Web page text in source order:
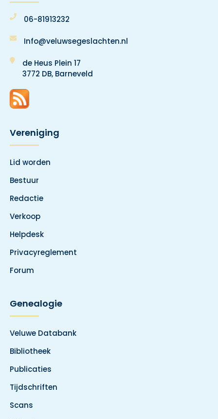
06-81913232
Info@veluwsegeslachten.nl
de Heus Plein 17
3772 DB, Barneveld
Vereniging
Lid worden
Bestuur
Redactie
Verkoop
Helpdesk
Privacyreglement
Forum
Genealogie
Veluwe Databank
Bibliotheek
Publicaties
Tijdschriften
Scans